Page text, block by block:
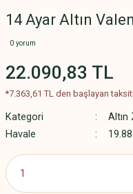
14 Ayar Altın
0 yorum
22.090,83 TL
*7.363,61 TL den başlayan
Kategori Altın
Havale